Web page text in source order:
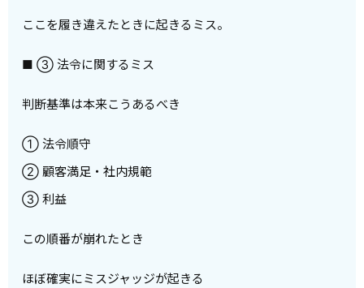
ここを履き違えたときに起きるミス。
■ ③ 法令に関するミス
判断基準は本来こうあるべき
① 法令順守
② 顧客満足・社内規範
③ 利益
この順番が崩れたとき
ほぼ確実にミスジャッジが起きる